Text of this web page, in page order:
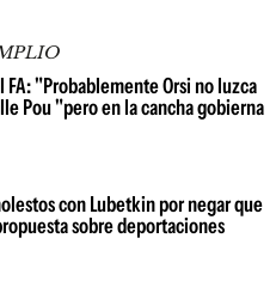
"Probablemente Orsi no luzca
Pou "pero en la cancha gobierna
con Lubetkin por negar que
sobre deportaciones